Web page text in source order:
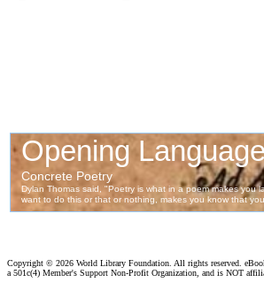
Copyright © 2026 World Library Foundation. All rights reserved.
a 501c(4) Member's Support Non-Profit Organization, and is NOT